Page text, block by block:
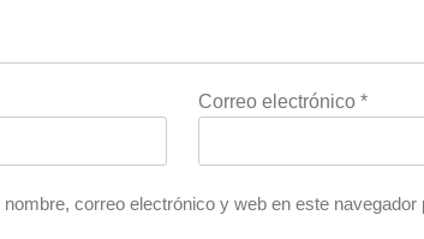
Correo electrónico *
correo electrónico y web en este